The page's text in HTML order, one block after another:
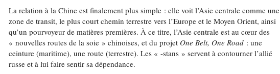
La relation à la Chine est finalement plus simple : elle voit l’Asie centrale comme une
zone de transit, le plus court chemin terrestre vers l’Europe et le Moyen Orient, ainsi
qu’un pourvoyeur de matières premières. À ce titre, l’Asie centrale est au cœur des
« nouvelles routes de la soie » chinoises, et du projet One Belt, One Road : une
ceinture (maritime), une route (terrestre). Les « -stans » servent à contourner l’allié
russe et à lui faire sentir sa dépendance.